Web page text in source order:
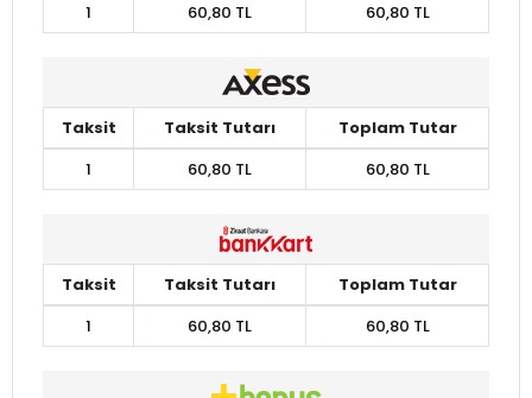
1
60,80 TL 60,80 TL
Taksit Taksit Tutarı
Toplam Tutar
1
60,80 TL 60,80 TL
Taksit Taksit Tutarı
Toplam Tutar
1
60,80 TL 60,80 TL